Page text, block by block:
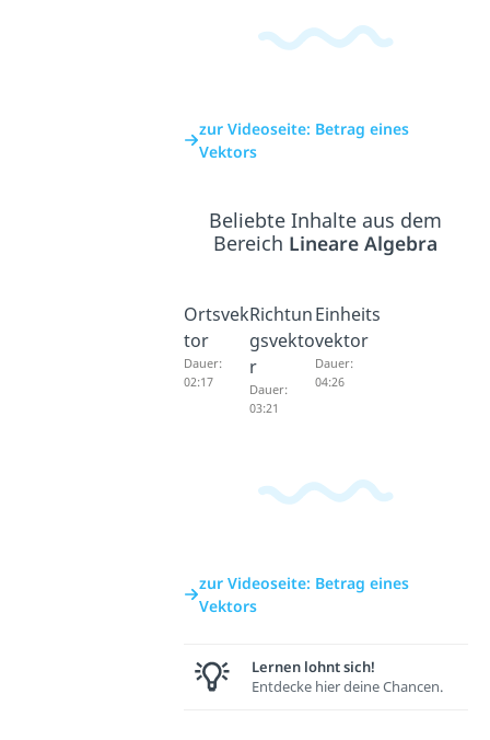
zur Videoseite: Betrag eines
Vektors
Beliebte Inhalte aus dem
Bereich Lineare Algebra
Ortsvek
tor
Dauer:
02:17
Richtun
gsvekto
r
Dauer:
03:21
Einheits
vektor
Dauer:
04:26
zur Videoseite: Betrag eines
Vektors
Lernen lohnt sich!
Entdecke hier deine Chancen.